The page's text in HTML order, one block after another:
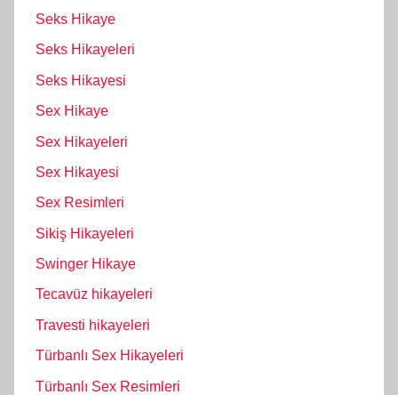
Seks Hikaye
Seks Hikayeleri
Seks Hikayesi
Sex Hikaye
Sex Hikayeleri
Sex Hikayesi
Sex Resimleri
Sikiş Hikayeleri
Swinger Hikaye
Tecavüz hikayeleri
Travesti hikayeleri
Türbanlı Sex Hikayeleri
Türbanlı Sex Resimleri